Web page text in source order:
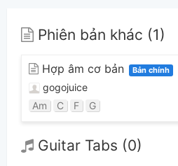
Phiên bản khác (1)
Hợp âm cơ bản Bản chính
gogojuice
Am C F G
Guitar Tabs (0)